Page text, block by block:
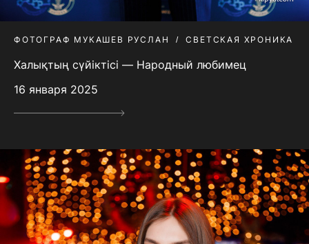
ФОТОГРАФ МУКАШЕВ РУСЛАН СВЕТСКАЯ ХРОНИКА
Халықтың сүйіктісі — Народный любимец
16 января 2025